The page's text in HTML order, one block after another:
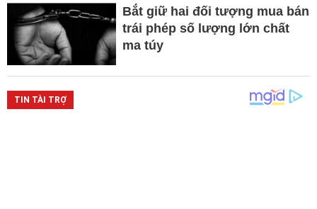
Bắt giữ hai đối tượng mua bán
trái phép số lượng lớn chất
ma túy